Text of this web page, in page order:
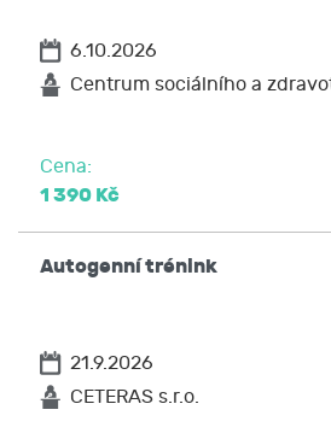
6.10.2026
Centrum sociálního a
Cena:
1 390 Kč
Autogenní trénink
21.9.2026
CETERAS s.r.o.